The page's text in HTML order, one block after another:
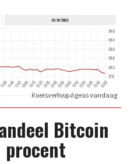
Koersverloop Ageas vandaag
Bitcoin